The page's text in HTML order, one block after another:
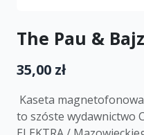
The Pau &
35,00 zł
Kaseta magnetofonowa
to szóste wydawnictwo